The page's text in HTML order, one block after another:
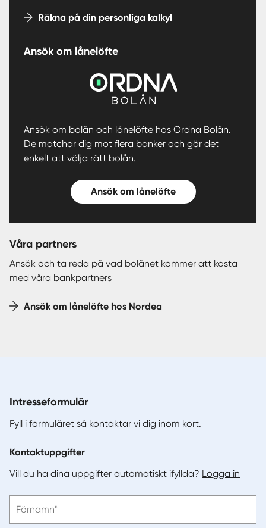
Räkna på din personliga kalkyl
Ansök om lånelöfte
Ansök om bolån och lånelöfte hos Ordna Bolån.
De matchar dig mot flera banker och gör det
enkelt att välja rätt bolån.
Ansök om lånelöfte
Våra partners
Ansök och ta reda på vad bolånet kommer att kosta
med våra bankpartners
Ansök om lånelöfte hos Nordea
Intresseformulär
Fyll i formuläret så kontaktar vi dig inom kort.
Kontaktuppgifter
Vill du ha dina uppgifter automatiskt ifyllda? Logga in
ange
Förnamn*